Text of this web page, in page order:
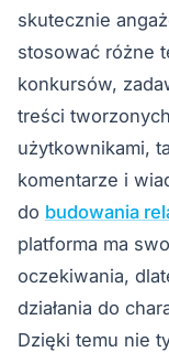
skutecznie
stosować różne
konkursów,
treści
użytkownikami,
komentarze i
do budowania
platforma ma
oczekiwania,
działania do
Dzięki temu nie